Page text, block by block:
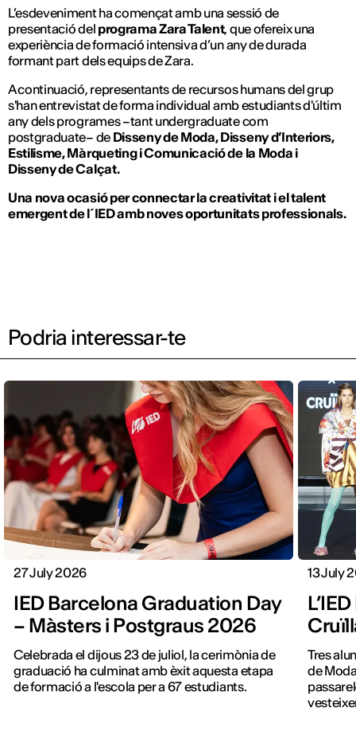
L’esdeveniment ha començat amb una sessió de
presentació del programa Zara Talent, que ofereix una
experiència de formació intensiva d’un any de durada
formant part dels equips de Zara.
A continuació, representants de recursos humans del grup
s'han entrevistat de forma individual amb estudiants d'últim
any dels programes –tant undergraduate com
postgraduate– deDisseny de Moda, Disseny d’Interiors,
Estilisme, Màrqueting i Comunicació de la Moda i
Disseny de Calçat.
Una nova ocasió per connectar la creativitat i el talent
emergent de l´IED amb noves oportunitats professionals.
Podria interessar-te
27 July 2026
IED Barcelona Graduation Day
– Màsters i Postgraus 2026
Celebrada el dijous 23 de juliol, la cerimònia de
graduació ha culminat amb èxit aquesta etapa
de formació a l'escola per a 67 estudiants.
13 July
Tres
de